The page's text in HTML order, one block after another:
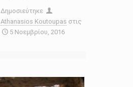
Δημοσιεύτηκε
Athanasios Koutoupas στις
5 Νοεμβρίου, 2016